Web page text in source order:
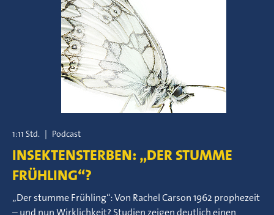
1:11 Std. | Podcast
INSEKTENSTERBEN: „DER STUMME
FRÜHLING“?
„Der stumme Frühling“: Von Rachel Carson 1962 prophezeit
– und nun Wirklichkeit? Studien zeigen deutlich einen